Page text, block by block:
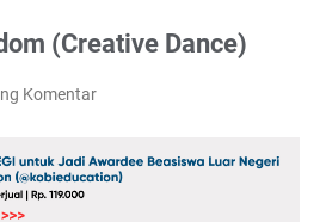
(Creative Dance)
Komentar